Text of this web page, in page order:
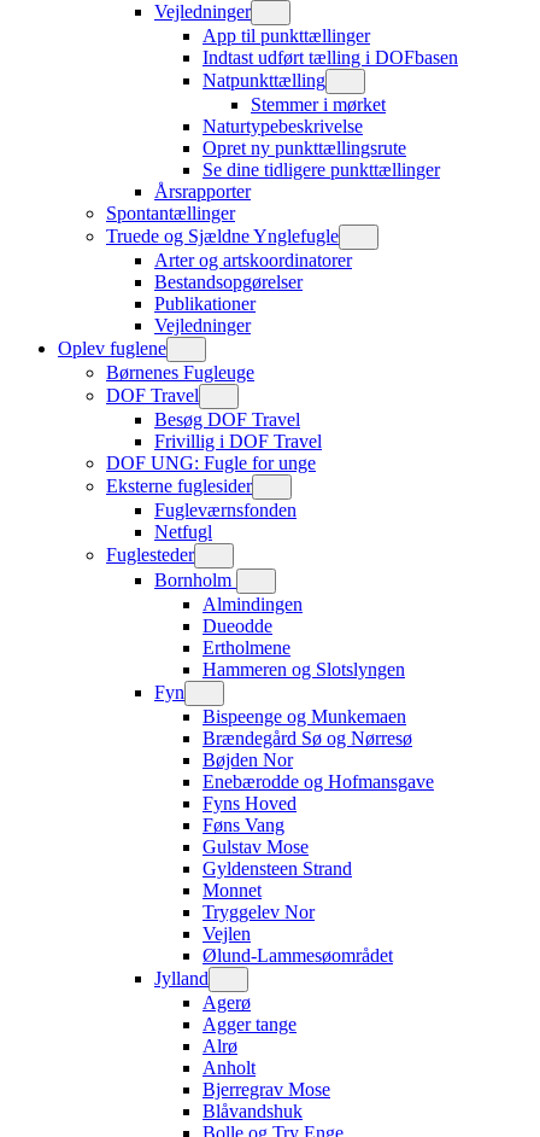
Vejledninger
App til punkttællinger
Indtast udført tælling i DOFbasen
Natpunkttælling
Stemmer i mørket
Naturtypebeskrivelse
Opret ny punkttællingsrute
Se dine tidligere punkttællinger
Årsrapporter
Spontantællinger
Truede og Sjældne Ynglefugle
Arter og artskoordinatorer
Bestandsopgørelser
Publikationer
Vejledninger
Oplev fuglene
Børnenes Fugleuge
DOF Travel
Besøg DOF Travel
Frivillig i DOF Travel
DOF UNG: Fugle for unge
Eksterne fuglesider
Fugleværnsfonden
Netfugl
Fuglesteder
Bornholm
Almindingen
Dueodde
Ertholmene
Hammeren og Slotslyngen
Fyn
Bispeenge og Munkemaen
Brændegård Sø og Nørresø
Bøjden Nor
Enebærodde og Hofmansgave
Fyns Hoved
Føns Vang
Gulstav Mose
Gyldensteen Strand
Monnet
Tryggelev Nor
Vejlen
Ølund-Lammesøområdet
Jylland
Agerø
Agger tange
Alrø
Anholt
Bjerregrav Mose
Blåvandshuk
Bolle og Try Enge